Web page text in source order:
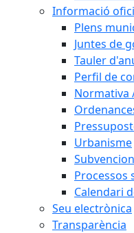
Informació
Plens
Juntes de
Tauler
Perfil de
Normativa
Urbanisme
Processos
Calendari
Seu electrònica
Transparència